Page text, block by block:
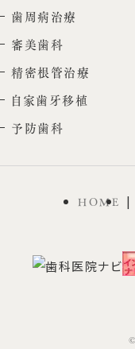
歯周病治療
審美歯科
精密根管治療
自家歯牙移植
予防歯科
HOME